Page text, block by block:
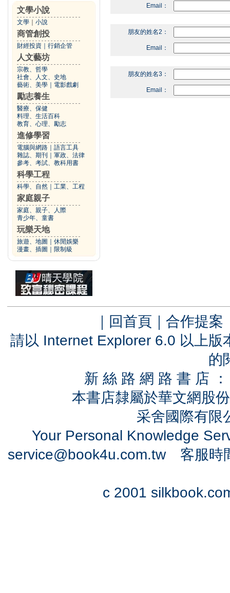
文學小說
文學 小說
商管創投
財經投資 行銷企管
人文藝坊
宗教、哲學
社會、人文、史地
藝術、美學
電影戲劇
勵志養生
醫療、保健
料理、生活百科
教育、心理、勵志
進修學習
電腦與網路
語言工具
雜誌、期刊
軍政、法律
參考、考試、教科用書
科學工程
科學、自然 工業、工程
家庭親子
家庭、親子、人際
青少年、童書
玩樂天地
旅遊、地圖
休閒娛樂
漫畫、插圖
限制級
Email：
朋友的姓名2：
Email：
朋友的姓名3：
Email：
｜ 回首頁 ｜ 合作提案
請以 Internet Explorer 6.0 以上
的
新 絲 路 網 路 書 店
本書店隸屬於華文網股
采舍國際有
Your Personal Knowledge
service@book4u.com.tw客服時
c 2001